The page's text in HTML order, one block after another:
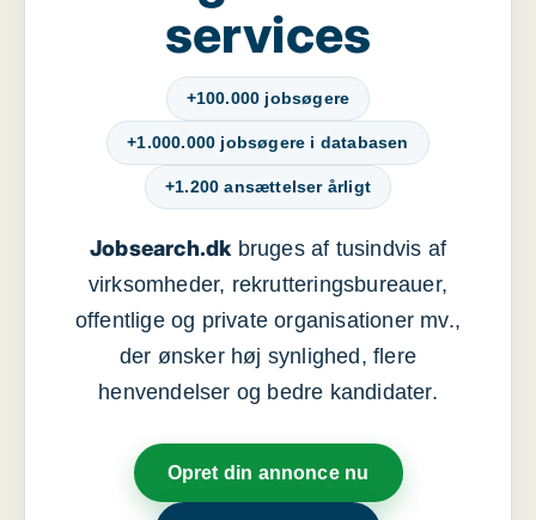
services
+100.000 jobsøgere
+1.000.000 jobsøgere i databasen
+1.200 ansættelser årligt
Jobsearch.dkbruges af tusindvis af
virksomheder, rekrutteringsbureauer,
offentlige og private organisationer mv.,
der ønsker høj synlighed, flere
henvendelser og bedre kandidater.
Opret din annonce nu